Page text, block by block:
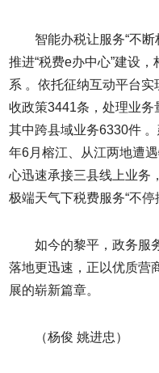
智能办税让服务“不断
推进“税费e办中心”建设
系 。依托征纳互动平台
收政策3441条，处理业务
其中跨县域业务6330件
年6月榕江、从江两地遭
心迅速承接三县线上业务
极端天气下税费服务“不停
如今的黎平，政务服务
落地更迅速，正以优质营
展的崭新篇章。
（杨俊 姚进忠）